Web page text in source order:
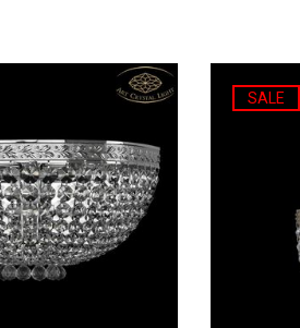
SALE